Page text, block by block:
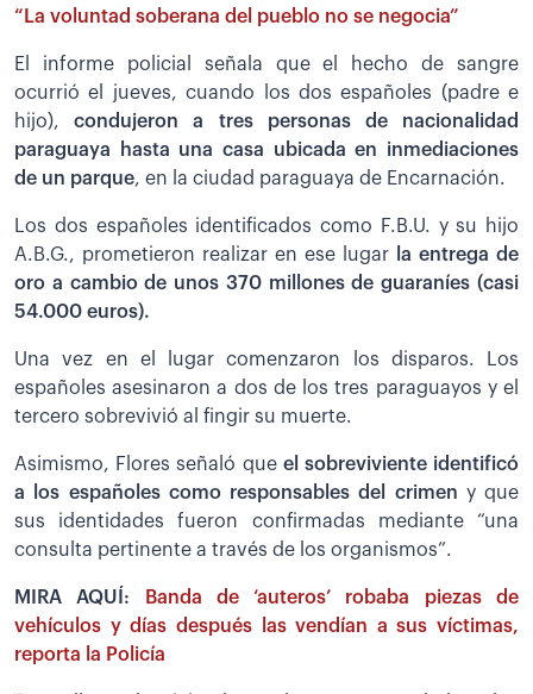
“La voluntad soberana del pueblo no se negocia”
El informe policial señala que el hecho de sangre
ocurrió el jueves, cuando los dos españoles (padre e
hijo),condujeron a tres personas de nacionalidad
paraguaya hasta una casa ubicada en inmediaciones
de un parque, en la ciudad paraguaya de Encarnación.
Los dos españoles identificados como F.B.U. y su hijo
A.B.G., prometieron realizar en ese lugar
la entrega de
oro a cambio de unos 370 millones de guaraníes (casi
54.000 euros).
Una vez en el lugar comenzaron los disparos. Los
españoles asesinaron a dos de los tres paraguayos y el
tercero sobrevivió al fingir su muerte.
Asimismo, Flores señaló queel sobreviviente identificó
a los españoles como responsables del crimen y que
sus identidades fueron confirmadas mediante “una
consulta pertinente a través de los organismos”.
MIRA AQUÍ:
Banda de ‘auteros’ robaba piezas de
vehículos y días después las vendían a sus víctimas,
reporta la Policía